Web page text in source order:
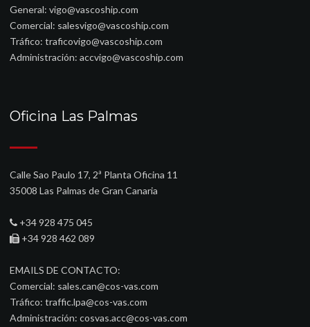
General: vigo@vascoship.com
Comercial: salesvigo@vascoship.com
Tráfico: traficovigo@vascoship.com
Administración: accvigo@vascoship.com
Oficina Las Palmas
Calle Sao Paulo 17, 2ª Planta Oficina 11
35008 Las Palmas de Gran Canaria
+34 928 475 045
+34 928 462 089
EMAILS DE CONTACTO:
Comercial: sales.can@cos-vas.com
Tráfico: traffic.lpa@cos-vas.com
Administración: cosvas.acc@cos-vas.com